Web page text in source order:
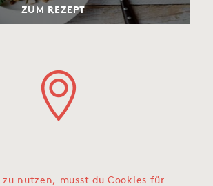
ZUM REZEPT
zu nutzen, musst du Cookies für